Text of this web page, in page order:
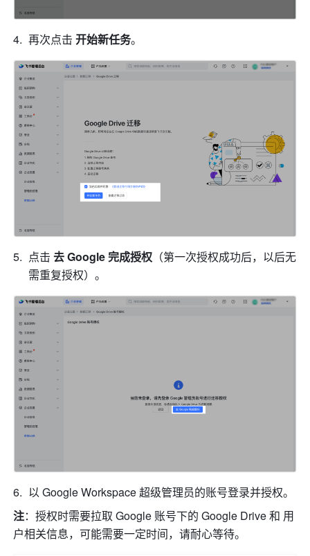
再次点击 开始新任务。
点击 去 Google 完成授权 （第一次授权成功后，以后无
需重复授权）。
以 Google Workspace 超级管理员的账号登录并授权。
注：授权时需要拉取 Google 账号下的 Google Drive 和 用
户相关信息，可能需要一定时间，请耐心等待。